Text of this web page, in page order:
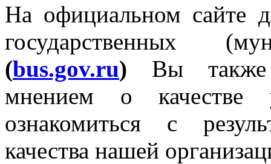
На официальном сайте
государственных
(bus.gov.ru) Вы также
мнением о качестве
ознакомиться с
качества нашей